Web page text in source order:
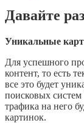
Давайте
Уникальные
Для успешного
контент, то есть
все это будет
поисковых систем
трафика на него
картинок.